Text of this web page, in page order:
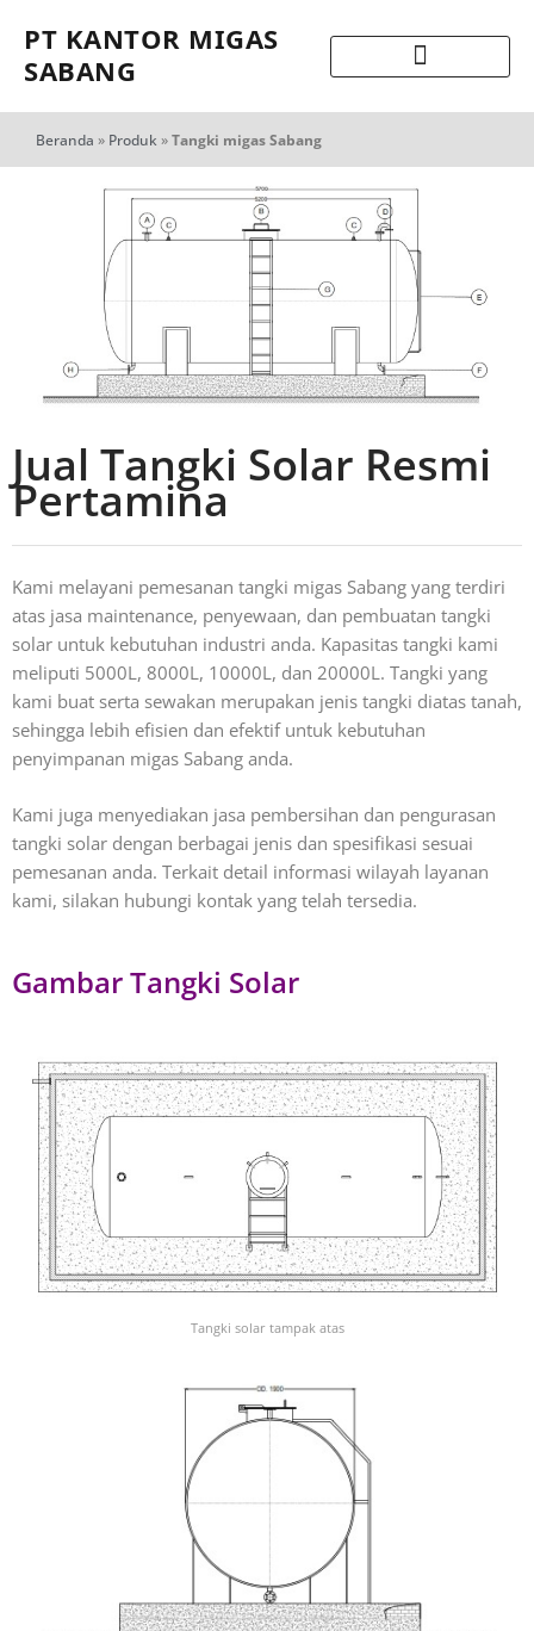
PT KANTOR MIGAS
SABANG
Beranda » Produk »Tangki migas Sabang
Jual Tangki Solar Resmi
Pertamina
Kami melayani pemesanan tangki migas Sabang yang terdiri
atas jasa maintenance, penyewaan, dan pembuatan tangki
solar untuk kebutuhan industri anda. Kapasitas tangki kami
meliputi 5000L, 8000L, 10000L, dan 20000L. Tangki yang
kami buat serta sewakan merupakan jenis tangki diatas tanah,
sehingga lebih efisien dan efektif untuk kebutuhan
penyimpanan migas Sabang anda.
Kami juga menyediakan jasa pembersihan dan pengurasan
tangki solar dengan berbagai jenis dan spesifikasi sesuai
pemesanan anda. Terkait detail informasi wilayah layanan
kami, silakan hubungi kontak yang telah tersedia.
Gambar Tangki Solar
Tangki solar tampak atas